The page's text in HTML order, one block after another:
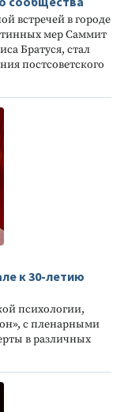
встречей в городе
мер Саммит
Братуся, стал
постсоветского
к 30-летию
психологии,
с пленарными
в различных